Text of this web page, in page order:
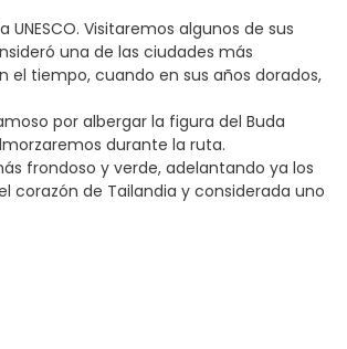
Visitaremos algunos de sus
una de las ciudades más
el tiempo, cuando en sus años dorados,
por albergar la figura del Buda
durante la ruta.
frondoso y verde, adelantando ya los
corazón de Tailandia y considerada uno